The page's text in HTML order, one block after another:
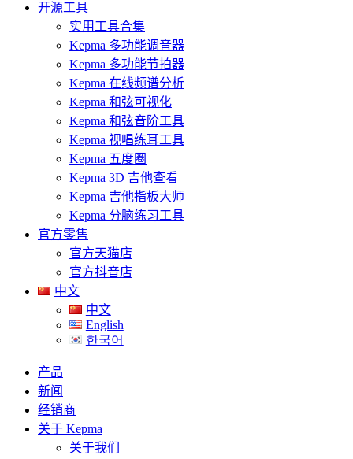
开源工具
实用工具合集
Kepma 多功能调音器
Kepma 多功能节拍器
Kepma 在线频谱分析
Kepma 和弦可视化
Kepma 和弦音阶工具
Kepma 视唱练耳工具
Kepma 五度圈
Kepma 3D 吉他查看
Kepma 吉他指板大师
Kepma 分脑练习工具
官方零售
官方天猫店
官方抖音店
中文
中文
English
한국어
产品
新闻
经销商
关于 Kepma
关于我们